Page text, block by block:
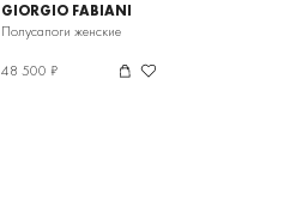
GIORGIO FABIANI
Полусапоги женские
48 500 ₽